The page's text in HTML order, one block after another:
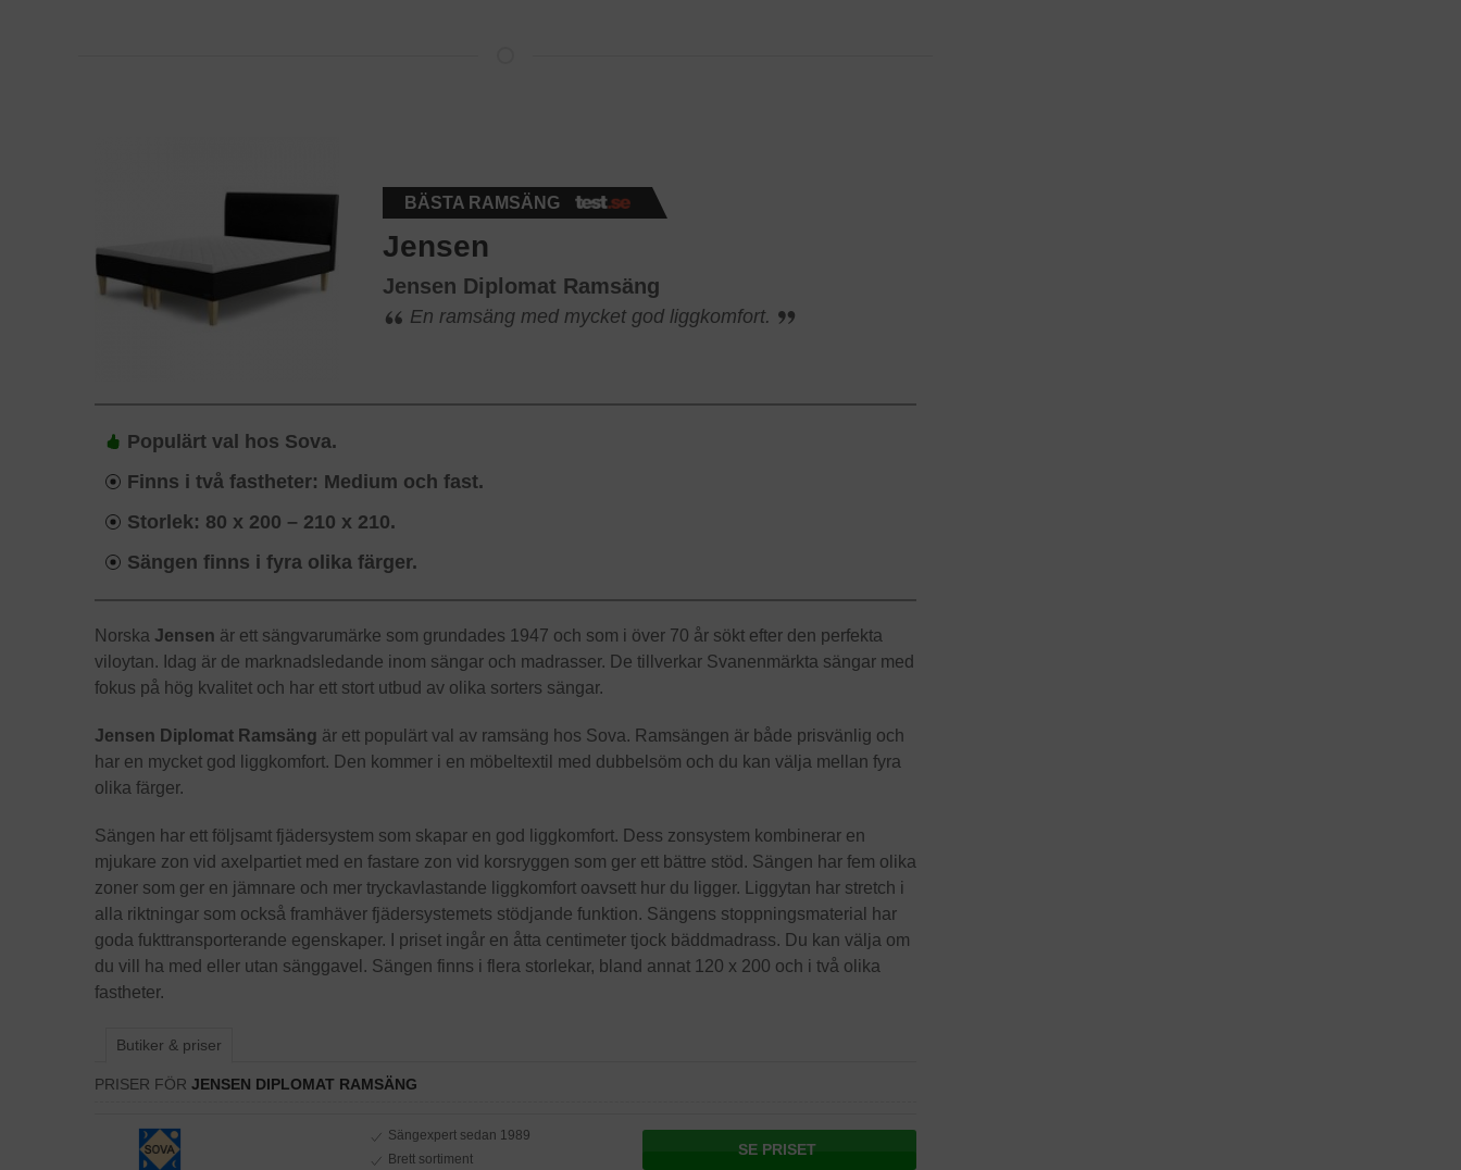
BÄSTA RAMSÄNG
Jensen
Jensen Diplomat Ramsäng
En ramsäng med mycket god liggkomfort.
Populärt val hos Sova.
Finns i två fastheter: Medium och fast.
Storlek: 80 x 200 – 210 x 210.
Sängen finns i fyra olika färger.
Norska Jensen är ett sängvarumärke som grundades 1947 och som i över 70 år sökt efter den perfekta
viloytan. Idag är de marknadsledande inom sängar och madrasser. De tillverkar Svanenmärkta sängar med
fokus på hög kvalitet och har ett stort utbud av olika sorters sängar.
Jensen Diplomat Ramsäng är ett populärt val av ramsäng hos Sova. Ramsängen är både prisvänlig och
har en mycket god liggkomfort. Den kommer i en möbeltextil med dubbelsöm och du kan välja mellan fyra
olika färger.
Sängen har ett följsamt fjädersystem som skapar en god liggkomfort. Dess zonsystem kombinerar en
mjukare zon vid axelpartiet med en fastare zon vid korsryggen som ger ett bättre stöd. Sängen har fem olika
zoner som ger en jämnare och mer tryckavlastande liggkomfort oavsett hur du ligger. Liggytan har stretch i
alla riktningar som också framhäver fjädersystemets stödjande funktion. Sängens stoppningsmaterial har
goda fukttransporterande egenskaper. I priset ingår en åtta centimeter tjock bäddmadrass. Du kan välja om
du vill ha med eller utan sänggavel. Sängen finns i flera storlekar, bland annat 120 x 200 och i två olika
fastheter.
Butiker & priser
PRISER FÖR JENSEN DIPLOMAT RAMSÄNG
Sängexpert sedan 1989
Brett sortiment
SE PRISET